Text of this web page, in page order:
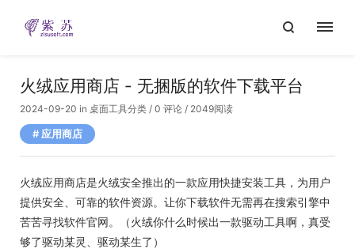
火绒应用商店 - 无捆版的软件下载平台
2024-09-20 in 桌面工具分类 / 0 评论 / 2049阅读
应用商店
火绒应用商店是火绒安全推出的一款应用快捷安装工具，为用户
提供安全、可靠的软件资源。让你下载软件无需再在搜索引擎中
苦苦寻找软件官网。（火绒你什么时候出一款驱动工具啊，真受
够了驱动某灵、驱动某生了）